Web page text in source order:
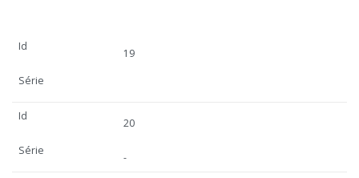
Id
19
Série
Id
20
Série
-